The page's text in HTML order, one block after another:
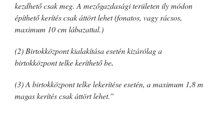
kezdhető csak meg. A mezőgazdasági területen ily módon
építhető kerítés csak áttört lehet (fonatos, vagy rácsos,
maximum 10 cm lábazattal.)
(2) Birtokközpont kialakítása esetén kizárólag a
birtokközpont telke keríthető be.
(3) A birtokközpont telke lekerítése esetén, a maximum 1,8 m
magas kerítés csak áttört lehet.”